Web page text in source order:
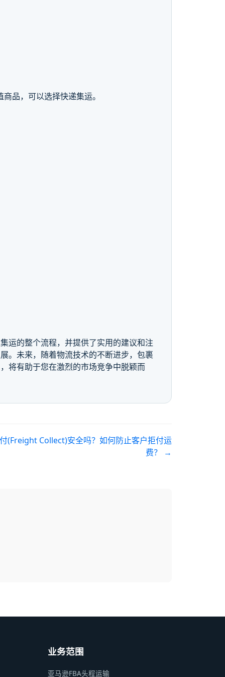
品，可以选择快递集运。
运的整个流程，并提供了实用的建议和注
。未来，随着物流技术的不断进步，包裹
将有助于您在激烈的市场竞争中脱颖而
(Freight Collect)安全吗？如何防止客户拒付运
费？
→
业务范围
亚马逊FBA头程运输